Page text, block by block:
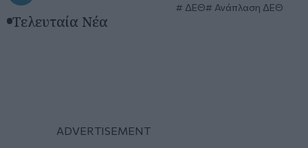
ΔΕΘ
Ανάπλαση ΔΕΘ
Τελευταία Νέα